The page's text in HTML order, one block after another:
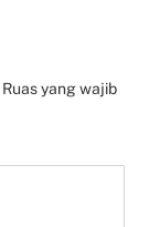
Ruas yang wajib